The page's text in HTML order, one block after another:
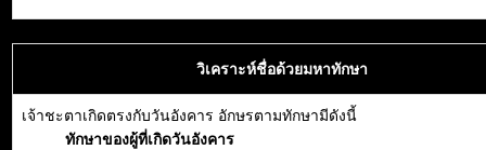
วิเคราะห์ชื่อด้วยมหาทักษา
เจ้าชะตาเกิดตรงกับวันอังคาร อักษรตามทักษามีดังนี้
ทักษาของผู้ที่เกิดวันอังคาร